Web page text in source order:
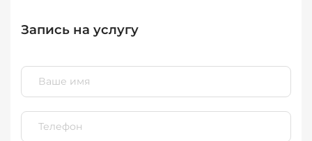
Запись на услугу